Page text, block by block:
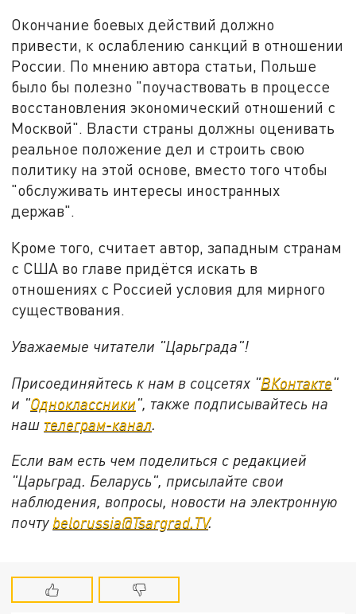
Окончание боевых действий должно
привести, к ослаблению санкций в отношении
России. По мнению автора статьи, Польше
было бы полезно "поучаствовать в процессе
восстановления экономический отношений с
Москвой". Власти страны должны оценивать
реальное положение дел и строить свою
политику на этой основе, вместо того чтобы
"обслуживать интересы иностранных
держав".
Кроме того, считает автор, западным странам
с США во главе придётся искать в
отношениях с Россией условия для мирного
существования.
Уважаемые читатели "Царьграда"!
Присоединяйтесь к нам в соцсетях "ВКонтакте"
и "Одноклассники", также подписывайтесь на
наш телеграм-канал
Если вам есть чем поделиться с редакцией
"Царьград. Беларусь", присылайте свои
наблюдения, вопросы, новости на электронную
почту belorussia@Tsargrad.TV.